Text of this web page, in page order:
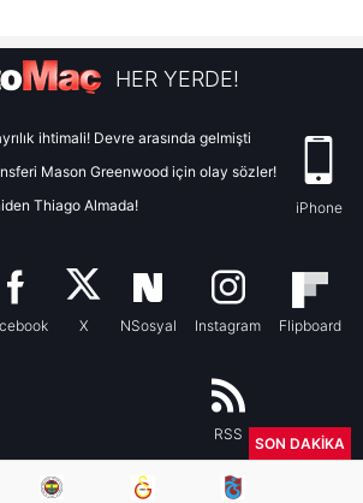
HER YERDE!
ihtimali! Devre arasında gelmişti
Mason Greenwood için olay sözler!
Thiago Almada!
iPhone
X NSosyal Instagram Flipboard
RSS
SON DAKİKA